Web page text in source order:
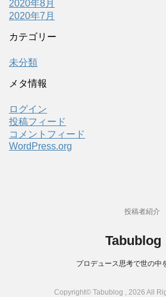
2020年8月
2020年7月
カテゴリー
未分類
メタ情報
ログイン
投稿フィード
コメントフィード
WordPress.org
投稿者紹介
Tabublog
プロデュース思考で世の中
Copyright© Tabublog , 2026 All